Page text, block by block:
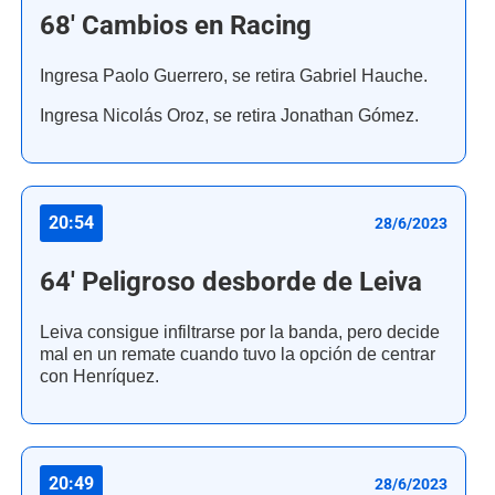
68' Cambios en Racing
Ingresa Paolo Guerrero, se retira Gabriel Hauche.
Ingresa Nicolás Oroz, se retira Jonathan Gómez.
20:54 28/6/2023
64' Peligroso desborde de Leiva
Leiva consigue infiltrarse por la banda, pero decide
mal en un remate cuando tuvo la opción de centrar
con Henríquez.
20:49 28/6/2023